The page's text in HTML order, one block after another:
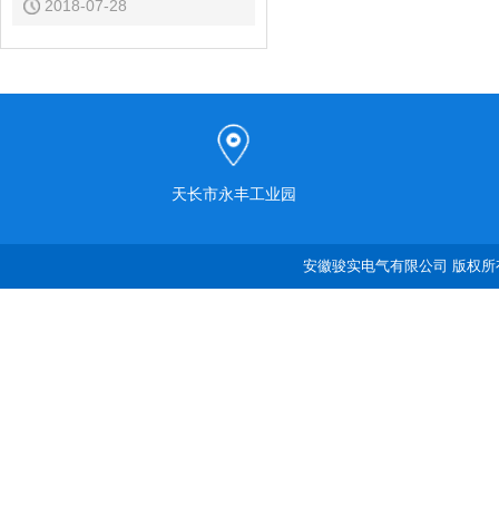
2018-07-28
天长市永丰工业园
安徽骏实电气有限公司 版权